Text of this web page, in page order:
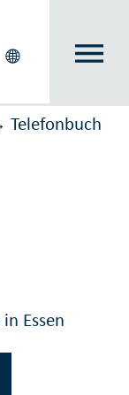
Telefonbuch
Essen